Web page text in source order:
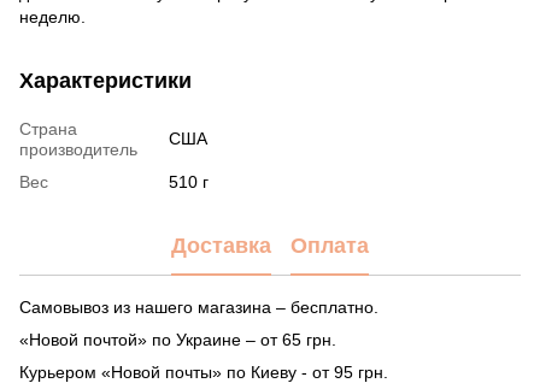
неделю.
Характеристики
Страна
производитель
США
Вес 510 г
Доставка Оплата
Самовывоз из нашего магазина – бесплатно.
«Новой почтой» по Украине – от 65 грн.
Курьером «Новой почты» по Киеву - от 95 грн.